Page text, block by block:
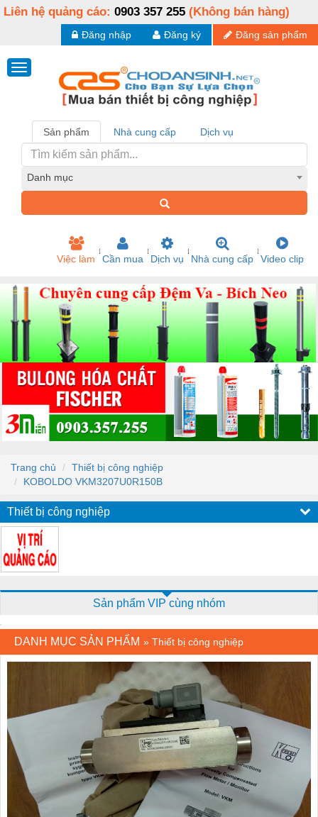
Liên hệ quảng cáo: 0903 357 255 (Không bán hàng)
Đăng sản phẩm
Đăng ký
Đăng nhập
Sản phẩm Nhà cung cấp Dịch vụ
Danh mục
Việc làm Cần mua Dịch vụ Nhà cung cấp Video clip
Trang chủ
Thiết bị công nghiệp
KOBOLDO VKM3207U0R150B
Thiết bị công nghiệp
Sản phẩm VIP cùng nhóm
DANH MỤC SẢN PHẨM » Thiết bị công nghiệp